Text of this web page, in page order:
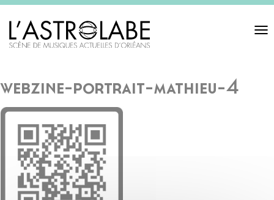
Toggle
webzine-portrait-mathieu-4